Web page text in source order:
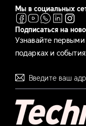
Мы в социальных
Подписаться на
Узнавайте первыми
подарках и